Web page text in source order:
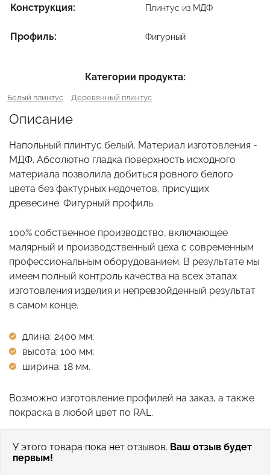
Конструкция: Плинтус из МДФ
Профиль: Фигурный
Категории продукта:
Белый плинтус Деревянный плинтус
Описание
Напольный плинтус белый. Материал изготовления -
МДФ. Абсолютно гладка поверхность исходного
материала позволила добиться ровного белого
цвета без фактурных недочетов, присущих
древесине. Фигурный профиль.
100% собственное производство, включающее
малярный и производственный цеха с современным
профессиональным оборудованием. В результате мы
имеем полный контроль качества на всех этапах
изготовления изделия и непревзойденный результат
в самом конце.
длина: 2400 мм;
высота: 100 мм;
ширина: 18 мм.
Возможно изготовление профилей на заказ, а также
покраска в любой цвет по RAL.
У этого товара пока нет отзывов. Ваш отзыв будет
первым!